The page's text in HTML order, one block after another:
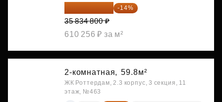
30 817 928 ₽ -14%
35 834 800 ₽
610 256 ₽ за м²
2-комнатная, 59.8м²
ЖК Роттердам, 2.3 корпус, 3 секция, 11
этаж, №463